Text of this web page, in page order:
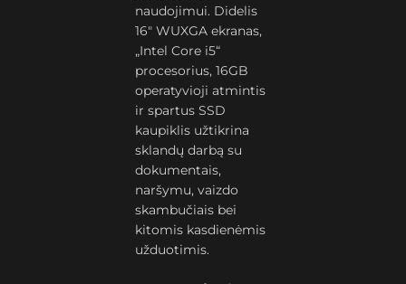
naudojimui. Didelis
16″ WUXGA ekranas,
„Intel Core i5“
procesorius, 16GB
operatyvioji atmintis
ir spartus SSD
kaupiklis užtikrina
sklandų darbą su
dokumentais,
naršymu, vaizdo
skambučiais bei
kitomis kasdienėmis
užduotimis.